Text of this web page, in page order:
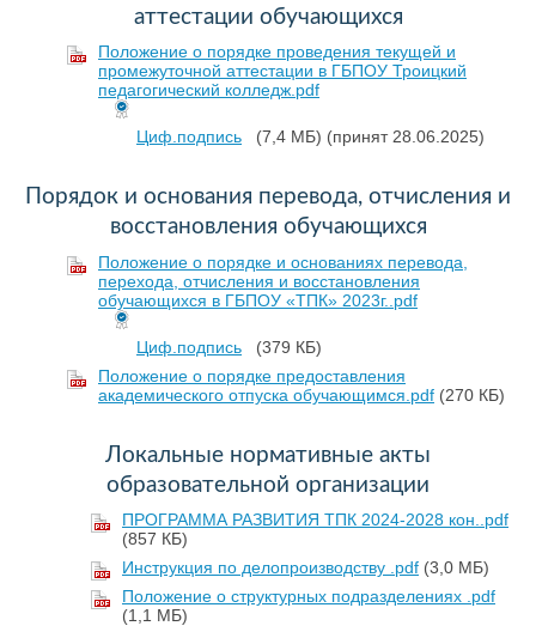
аттестации обучающихся
Положение о порядке проведения текущей и
промежуточной аттестации в ГБПОУ Троицкий
педагогический колледж.pdf
Циф.подпись (7,4 МБ) (принят 28.06.2025)
Порядок и основания перевода, отчисления и
восстановления обучающихся
Положение о порядке и основаниях перевода,
перехода, отчисления и восстановления
обучающихся в ГБПОУ «ТПК» 2023г..pdf
Циф.подпись
(379 КБ)
Положение о порядке предоставления
академического отпуска обучающимся.pdf (270 КБ)
Локальные нормативные акты
образовательной организации
ПРОГРАММА РАЗВИТИЯ ТПК 2024-2028 кон..pdf
(857 КБ)
Инструкция по делопроизводству .pdf (3,0 МБ)
Положение о структурных подразделениях .pdf
(1,1 МБ)